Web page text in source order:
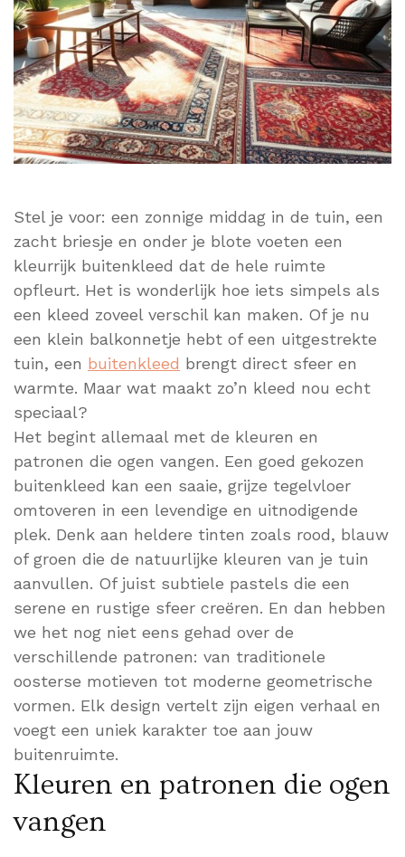
Stel je voor: een zonnige middag in de tuin, een
zacht briesje en onder je blote voeten een
kleurrijk buitenkleed dat de hele ruimte
opfleurt. Het is wonderlijk hoe iets simpels als
een kleed zoveel verschil kan maken. Of je nu
een klein balkonnetje hebt of een uitgestrekte
tuin, een buitenkleed brengt direct sfeer en
warmte. Maar wat maakt zo’n kleed nou echt
speciaal?
Het begint allemaal met de kleuren en
patronen die ogen vangen. Een goed gekozen
buitenkleed kan een saaie, grijze tegelvloer
omtoveren in een levendige en uitnodigende
plek. Denk aan heldere tinten zoals rood, blauw
of groen die de natuurlijke kleuren van je tuin
aanvullen. Of juist subtiele pastels die een
serene en rustige sfeer creëren. En dan hebben
we het nog niet eens gehad over de
verschillende patronen: van traditionele
oosterse motieven tot moderne geometrische
vormen. Elk design vertelt zijn eigen verhaal en
voegt een uniek karakter toe aan jouw
buitenruimte.
Kleuren en patronen die ogen
vangen